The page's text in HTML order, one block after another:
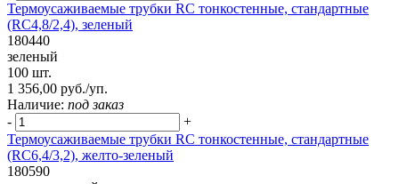
Термоусаживаемые трубки RC тонкостенные, стандартные
(RC4,8/2,4), зеленый
180440
зеленый
100 шт.
1 356,00 руб./уп.
Наличие: под заказ
-
+
Термоусаживаемые трубки RC тонкостенные, стандартные
(RC6,4/3,2), желто-зеленый
180590